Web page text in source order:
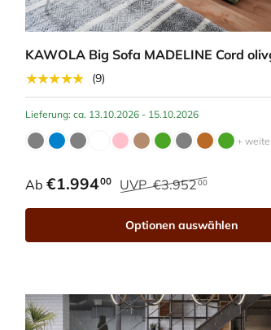
KAWOLA Big Sofa MADELINE Cord
★★★★★
(9)
Lieferung: ca. 13.10.2026 - 15.10.2026
+
Ab €1.99400 UVP €3.95200
Optionen auswählen